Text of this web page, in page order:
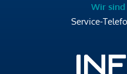
Wir
Service-